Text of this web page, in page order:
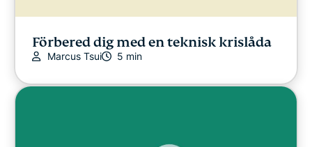
Förbered dig med en teknisk krislåda
Marcus Tsui 5 min